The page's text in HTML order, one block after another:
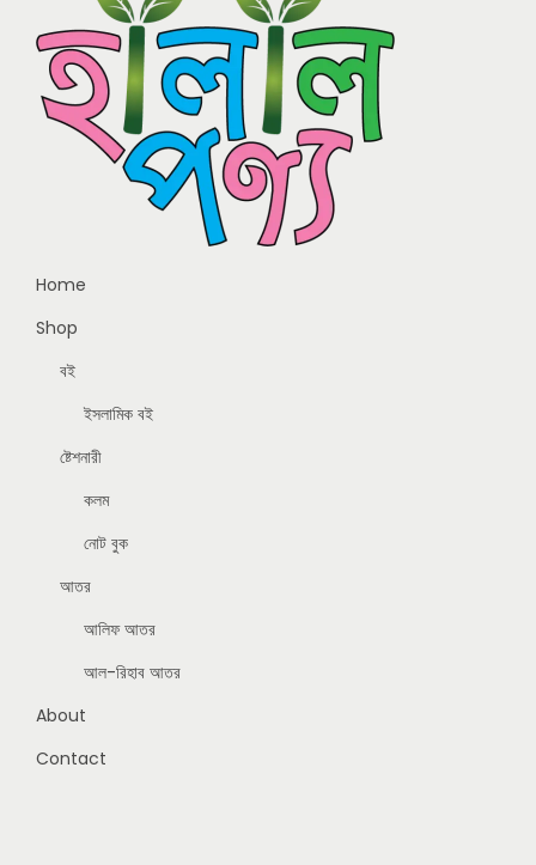
Home
Shop
বই
ইসলামিক বই
ষ্টেশনারী
কলম
নোট বুক
আতর
আলিফ আতর
আল-রিহাব আতর
About
Contact